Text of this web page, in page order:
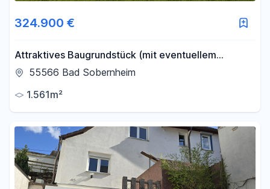
324.900 €
Attraktives Baugrundstück (mit eventuellem
Potenzial für ein 10-Familienhaus)
55566 Bad Sobernheim
1.561m²